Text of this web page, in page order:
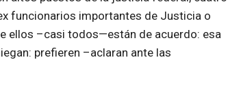
funcionarios importantes de Justicia o
ellos –casi todos—están de acuerdo: esa
prefieren –aclaran ante las